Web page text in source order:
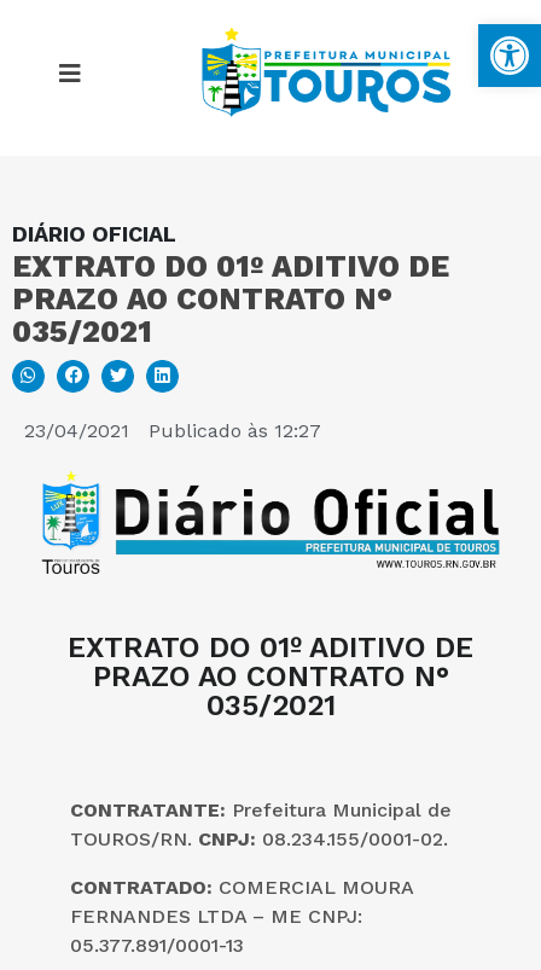
DIÁRIO OFICIAL
EXTRATO DO 01º ADITIVO DE
PRAZO AO CONTRATO N°
035/2021
23/04/2021 Publicado às 12:27
EXTRATO DO 01º ADITIVO DE
PRAZO AO CONTRATO N°
035/2021
CONTRATANTE: Prefeitura Municipal de
TOUROS/RN. CNPJ: 08.234.155/0001-02.
CONTRATADO: COMERCIAL MOURA
FERNANDES LTDA – ME CNPJ:
05.377.891/0001-13
MAPA DO SITE
PORTAL DA TRANSPARÊNCIA
E-SIC
PERGUNTAS FREQUENTES